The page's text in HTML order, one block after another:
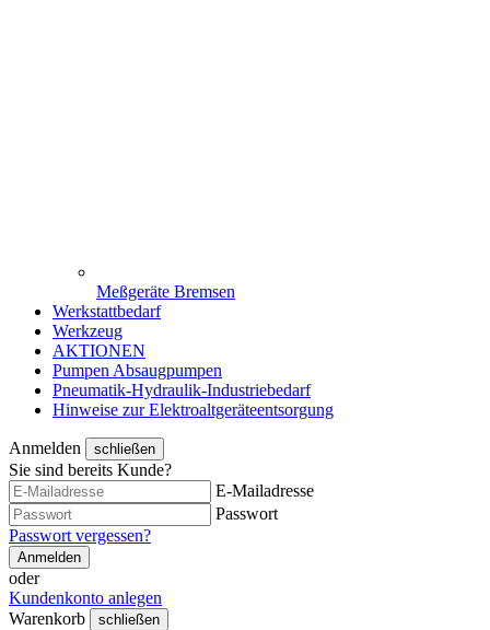
Meßgeräte Bremsen
Werkstattbedarf
Werkzeug
AKTIONEN
Pumpen Absaugpumpen
Pneumatik-Hydraulik-Industriebedarf
Hinweise zur Elektroaltgeräteentsorgung
Anmelden schließen
Sie sind bereits Kunde?
E-Mailadresse
Passwort
Passwort vergessen?
Anmelden
oder
Kundenkonto anlegen
Warenkorb
schließen